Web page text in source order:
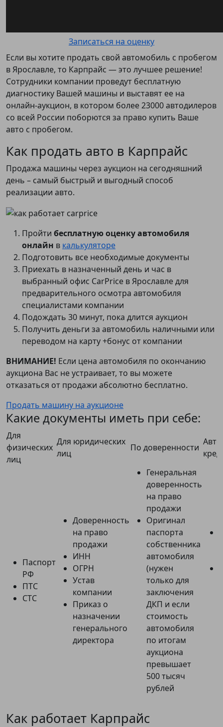
Записаться на оценку
Если вы хотите продать свой автомобиль с пробегом
в Ярославле, то Карпрайс — это лучшее решение!
Сотрудники компании проведут бесплатную
диагностику Вашей машины и выставят ее на
онлайн-аукцион, в котором более 23000 автодилеров
со всей России поборются за право купить Ваше
авто с пробегом.
Как продать авто в Карпрайс
Продажа машины через аукцион на сегодняшний
день – самый быстрый и выгодный способ
реализации авто.
Пройти бесплатную оценку автомобиля
онлайн в калькуляторе
Подготовить все необходимые документы
Приехать в назначенный день и час в
выбранный офис CarPrice в Ярославле для
предварительного осмотра автомобиля
специалистами компании
Подождать 30 минут, пока длится аукцион
Получить деньги за автомобиль наличными или
переводом на карту +бонус от компании
ВНИМАНИЕ! Если цена автомобиля по окончанию
аукциона Вас не устраивает, то вы можете
отказаться от продажи абсолютно бесплатно.
Продать машину на аукционе
Какие документы иметь при себе:
Для
физических
лиц
Для юридических
лиц
По доверенности
Паспорт
РФ
ПТС
СТС
Доверенность
на право
продажи
ИНН
ОГРН
Устав
компании
Приказ о
назначении
генерального
директора
Генеральная
доверенность
на право
продажи
Оригинал
паспорта
собственника
автомобиля
(нужен
только для
заключения
ДКП и если
стоимость
автомобиля
по итогам
аукциона
превышает
500 тысяч
рублей
Как работает Карпрайс